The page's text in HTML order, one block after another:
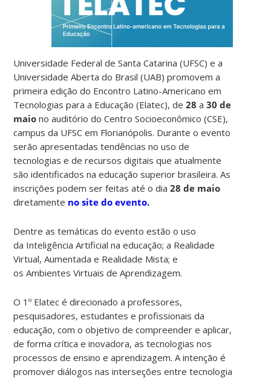
Universidade Federal de Santa Catarina (UFSC) e a
Universidade Aberta do Brasil (UAB) promovem a
primeira edição do Encontro Latino-Americano em
Tecnologias para a Educação (Elatec), de28a 30 de
maio no auditório do Centro Socioeconômico (CSE),
campus da UFSC em Florianópolis. Durante o evento
serão apresentadas tendências no uso de
tecnologias e de recursos digitais que atualmente
são identificados na educação superior brasileira. As
inscrições podem ser feitas até o dia28 de maio
diretamente no site do evento.
Dentre as temáticas do evento estão o uso
da Inteligência Artificial na educação; a Realidade
Virtual, Aumentada e Realidade Mista; e
os Ambientes Virtuais de Aprendizagem.
O 1º Elatec é direcionado a professores,
pesquisadores, estudantes e profissionais da
educação, com o objetivo de compreender e aplicar,
de forma crítica e inovadora, as tecnologias nos
processos de ensino e aprendizagem. A intenção é
promover diálogos nas interseções entre tecnologia